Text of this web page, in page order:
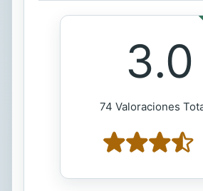
3.0
74 Valoraciones